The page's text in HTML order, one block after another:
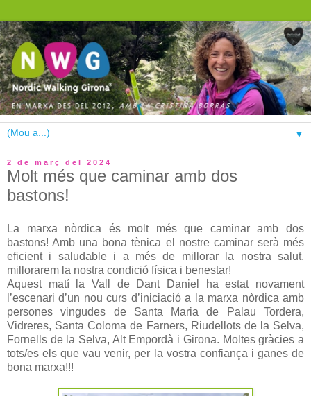
▼
2 de març del 2024
Molt més que caminar amb dos
bastons!
La marxa nòrdica és molt més que caminar amb dos
bastons! Amb una bona tènica el nostre caminar serà més
eficient i saludable i a més de millorar la nostra salut,
millorarem la nostra condició física i benestar!
Aquest matí la Vall de Dant Daniel ha estat novament
l’escenari d’un nou curs d’iniciació a la marxa nòrdica amb
persones vingudes de Santa Maria de Palau Tordera,
Vidreres, Santa Coloma de Farners, Riudellots de la Selva,
Fornells de la Selva, Alt Empordà i Girona. Moltes gràcies a
tots/es els que vau venir, per la vostra confiança i ganes de
bona marxa!!!